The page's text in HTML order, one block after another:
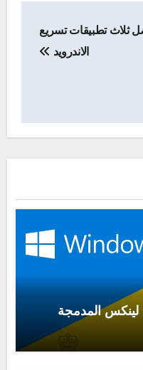
ثلاث تطبيقات تسريع
الاندرويد
لينكس المدمجة